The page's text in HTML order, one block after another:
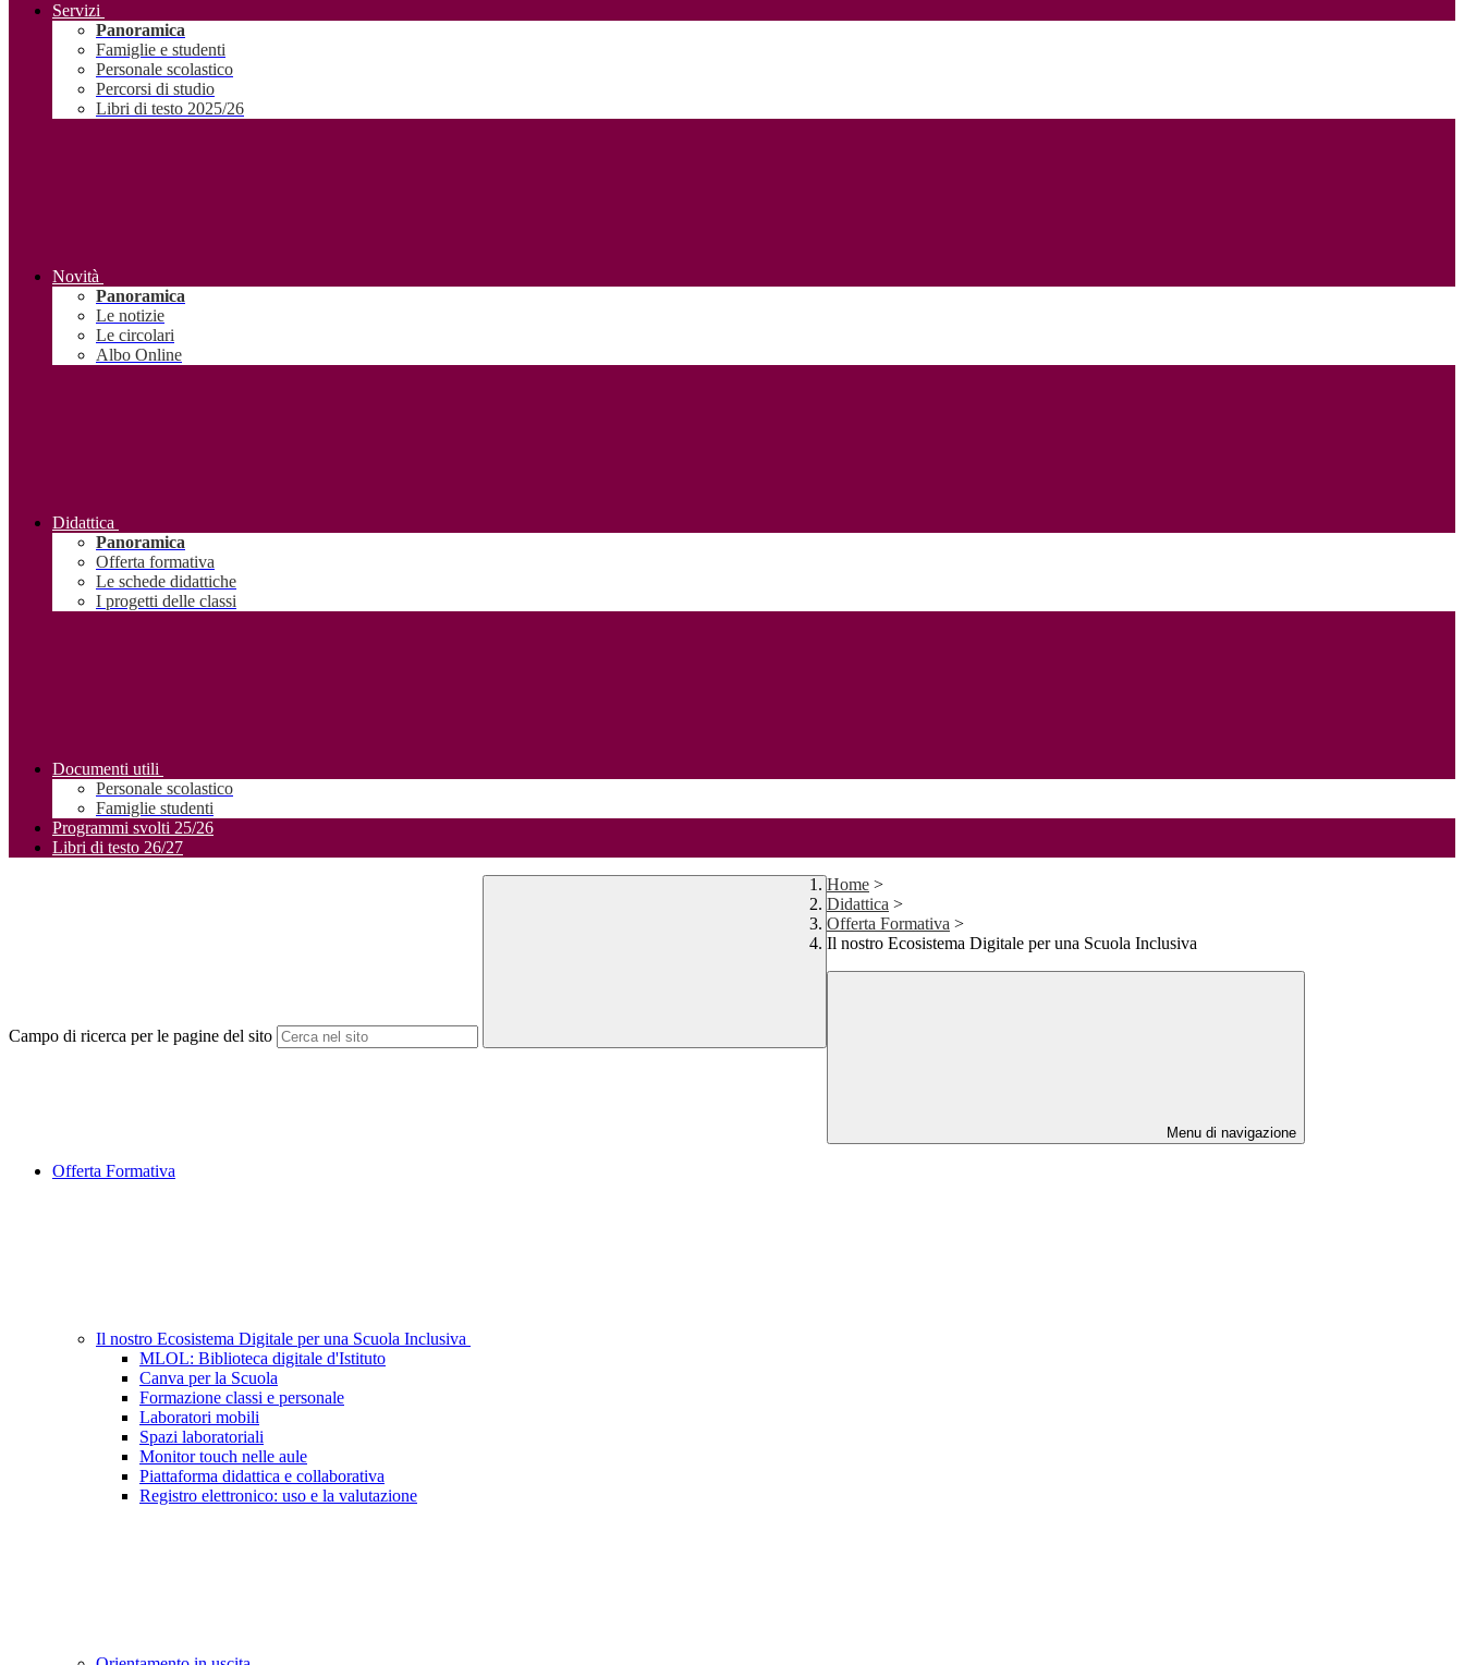
Servizi
Panoramica
Famiglie e studenti
Personale scolastico
Percorsi di studio
Libri di testo 2025/26
Novità
Panoramica
Le notizie
Le circolari
Albo Online
Didattica
Panoramica
Offerta formativa
Le schede didattiche
I progetti delle classi
Documenti utili
Personale scolastico
Famiglie studenti
Programmi svolti 25/26
Libri di testo 26/27
Campo di ricerca per le pagine del sito
Home >
Didattica >
Offerta Formativa >
Il nostro Ecosistema Digitale per una Scuola Inclusiva
Menu di navigazione
Offerta Formativa
Il nostro Ecosistema Digitale per una Scuola Inclusiva
MLOL: Biblioteca digitale d'Istituto
Canva per la Scuola
Formazione classi e personale
Laboratori mobili
Spazi laboratoriali
Monitor touch nelle aule
Piattaforma didattica e collaborativa
Registro elettronico: uso e la valutazione